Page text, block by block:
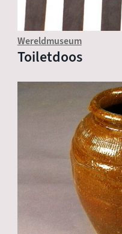
Wereldmuseum
Toiletdoos